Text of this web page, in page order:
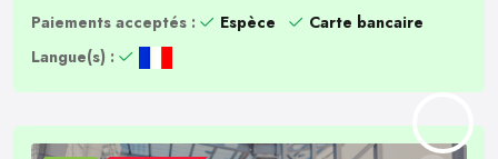
Paiements acceptés :
Espèce
Carte bancaire
Langue(s) :